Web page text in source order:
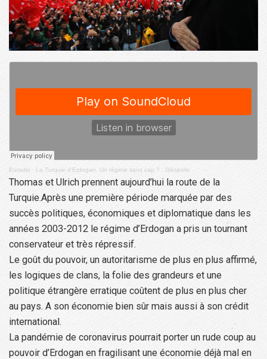
Euradio · La Turquie d’Erdogan. Un régime sans cap ? : Géopolis
Thomas et Ulrich prennent aujourd’hui la route de la
Turquie.Après une première période marquée par des
succès politiques, économiques et diplomatique dans les
années 2003-2012 le régime d’Erdogan a pris un tournant
conservateur et très répressif.
Le goût du pouvoir, un autoritarisme de plus en plus affirmé,
les logiques de clans, la folie des grandeurs et une
politique étrangère erratique coûtent de plus en plus cher
au pays. A son économie bien sûr mais aussi à son crédit
international.
La pandémie de coronavirus pourrait porter un rude coup au
pouvoir d’Erdogan en fragilisant une économie déjà mal en